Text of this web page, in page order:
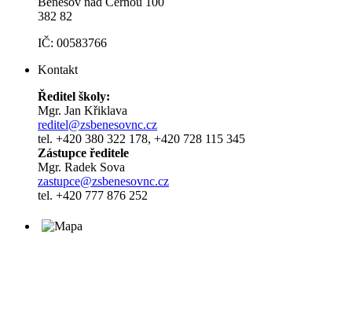
382 82
IČ: 00583766
Kontakt
Ředitel školy:
Mgr. Jan Křiklava
reditel@zsbenesovnc.cz
tel. +420 380 322 178, +420 728 115 345
Zástupce ředitele
Mgr. Radek Sova
zastupce@zsbenesovnc.cz
tel. +420 777 876 252